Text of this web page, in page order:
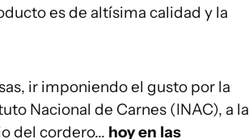
es de altísima calidad y la
ir imponiendo el gusto por la
Nacional de Carnes (INAC), a la
del cordero... hoy en las